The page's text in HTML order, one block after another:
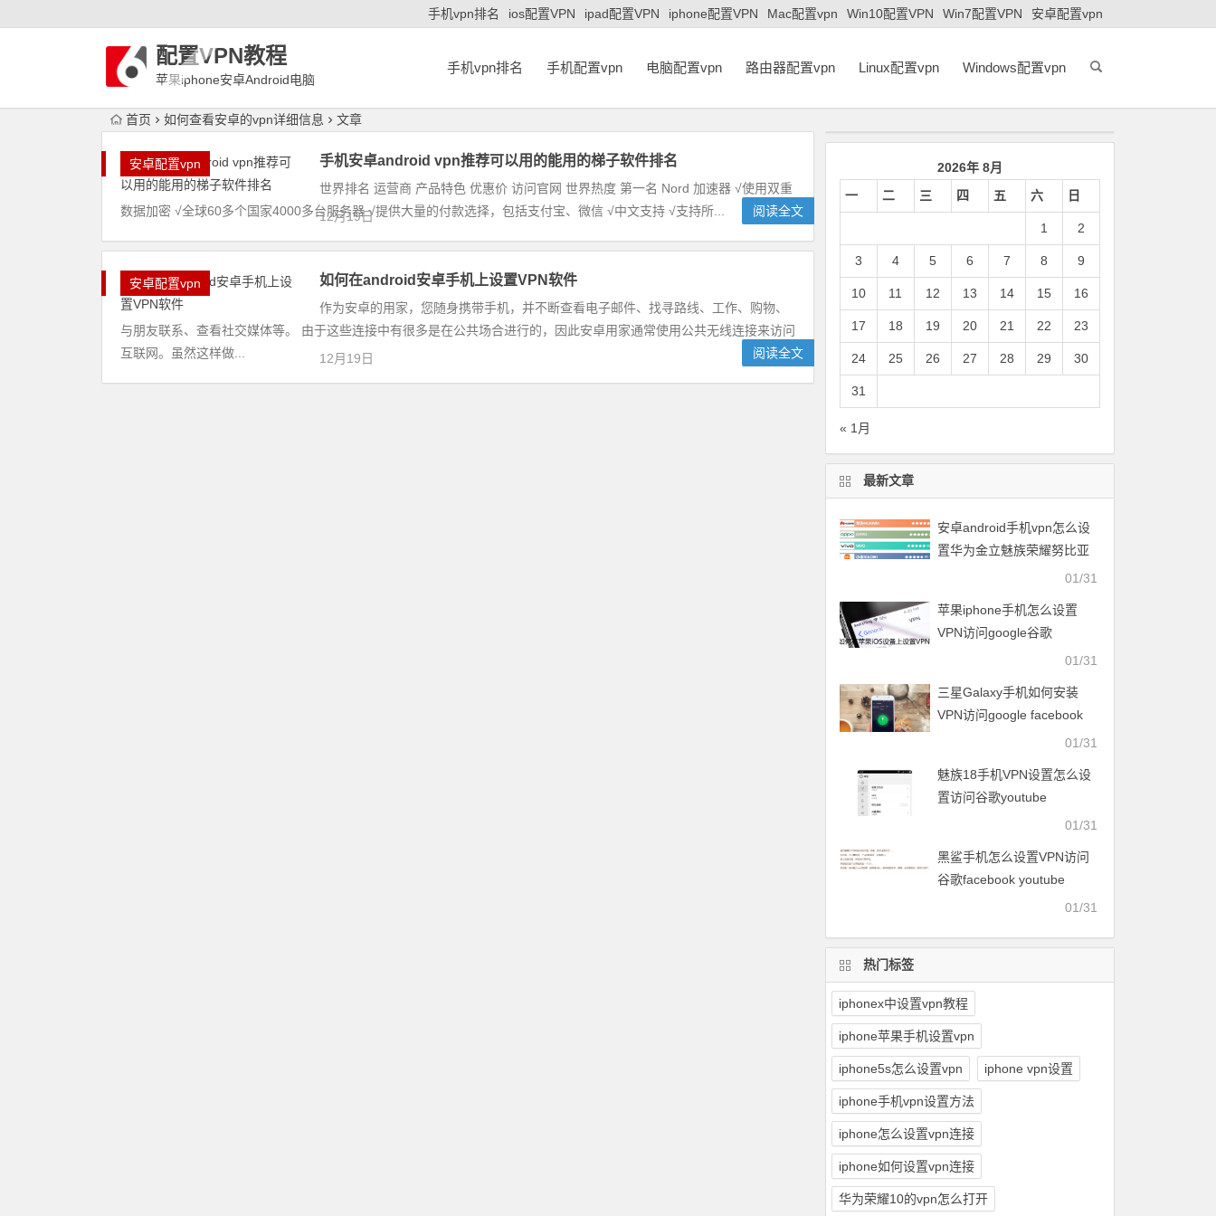
手机vpn排名 ios配置VPN ipad配置VPN iphone配置VPN Mac配置vpn Win10配置VPN Win7配置VPN 安卓配置vpn
配置VPN教程
苹果iphone安卓Android电脑
手机vpn排名 手机配置vpn 电脑配置vpn 路由器配置vpn Linux配置vpn Windows配置vpn
首页 如何查看安卓的vpn详细信息 文章
安卓配置vpn 手机安卓android vpn推荐可以用的能用的梯子软件排名
世界排名 运营商 产品特色 优惠价 访问官网 世界热度 第一名 Nord 加速器 √使用双重
数据加密 √全球60多个国家4000多台服务器 √提供大量的付款选择，包括支付宝、微信 √中文支持 √支持所...
12月19日 阅读全文
安卓配置vpn 如何在android安卓手机上设置VPN软件
作为安卓的用家，您随身携带手机，并不断查看电子邮件、找寻路线、工作、购物、
与朋友联系、查看社交媒体等。 由于这些连接中有很多是在公共场合进行的，因此安卓用家通常使用公共无线连接来访问
互联网。虽然这样做...
12月19日 阅读全文
2026年 8月
一
二 三 四 五 六 日
1 2
3 4 5 6 7 8 9
10 11 12 13 14 15 16
17 18 19 20 21 22 23
24 25 26 27 28 29 30
31
« 1月
最新文章
安卓android手机vpn怎么设
置华为金立魅族荣耀努比亚
一加vivo小米OPPO中兴联想
01/31
苹果iphone手机怎么设置
VPN访问google谷歌
01/31
三星Galaxy手机如何安装
VPN访问google facebook
01/31
魅族18手机VPN设置怎么设
置访问谷歌youtube
01/31
黑鲨手机怎么设置VPN访问
谷歌facebook youtube
01/31
热门标签
iphonex中设置vpn教程
iphone苹果手机设置vpn
iphone5s怎么设置vpn iphone vpn设置
iphone手机vpn设置方法
iphone怎么设置vpn连接
iphone如何设置vpn连接
华为荣耀10的vpn怎么打开